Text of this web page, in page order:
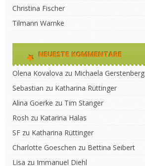
Christina Fischer
Tilmann Warnke
NEUESTE KOMMENTARE
Olena Kovalova zu Michaela Gerstenberg
Sebastian zu Katharina Rüttinger
Alina Goerke zu Tim Stanger
Rosh zu Katarina Halas
SF zu Katharina Rüttinger
Charlotte Goeschen zu Bettina Seibert
Lisa zu Immanuel Diehl